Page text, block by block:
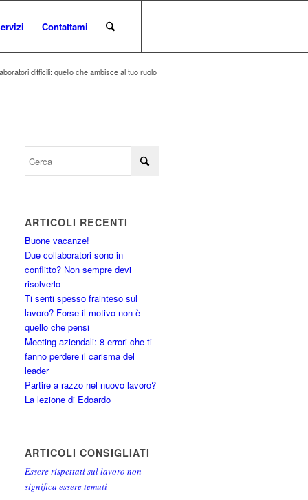
Contattami
difficili: quello che ambisce al tuo ruolo
ARTICOLI RECENTI
Buone vacanze!
Due collaboratori sono in
conflitto? Non sempre devi
risolverlo
Ti senti spesso frainteso sul
lavoro? Forse il motivo non è
quello che pensi
Meeting aziendali: 8 errori che ti
fanno perdere il carisma del
leader
Partire a razzo nel nuovo lavoro?
La lezione di Edoardo
ARTICOLI CONSIGLIATI
Essere rispettati sul lavoro non
significa essere temuti